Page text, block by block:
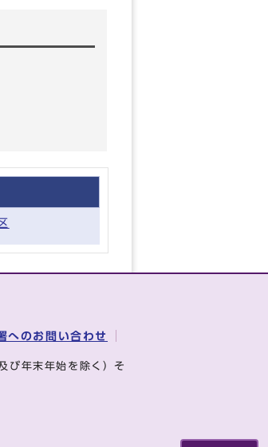
へのお問い合わせ
び年末年始を除く）そ